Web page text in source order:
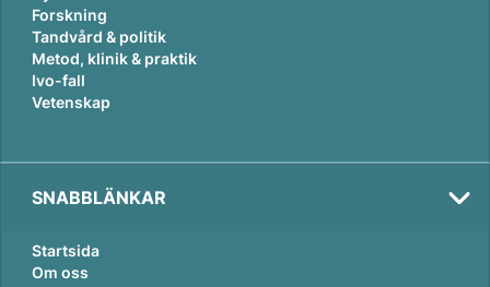
Forskning
Tandvård & politik
Metod, klinik & praktik
Ivo-fall
Vetenskap
SNABBLÄNKAR
Startsida
Om oss